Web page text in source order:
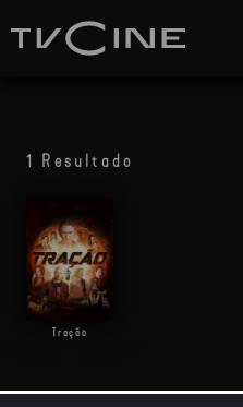
1 Resultado
Tração